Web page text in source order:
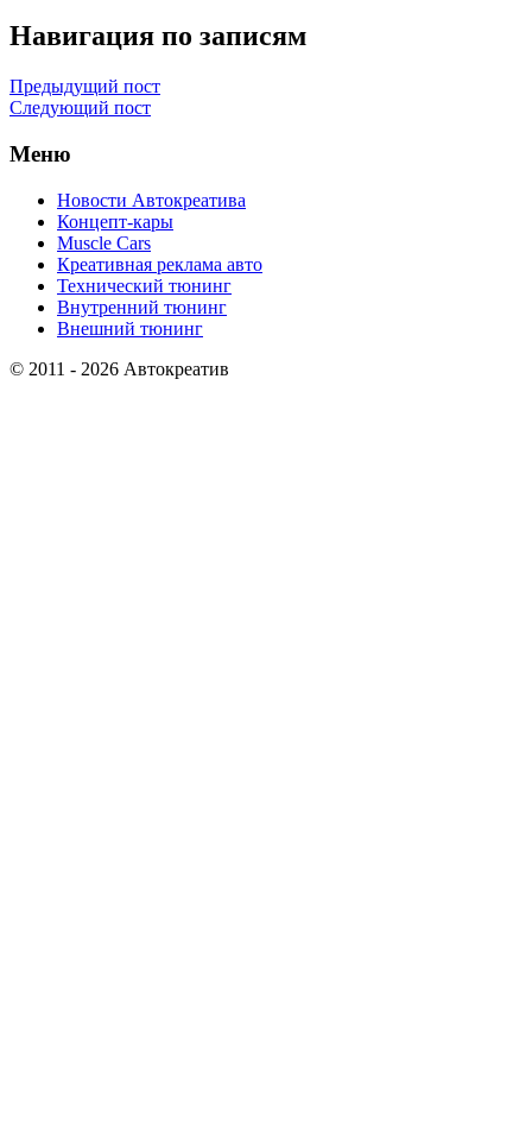
Навигация по записям
Предыдущий пост
Следующий пост
Меню
Новости Автокреатива
Концепт-кары
Muscle Cars
Креативная реклама авто
Технический тюнинг
Внутренний тюнинг
Внешний тюнинг
© 2011 - 2026 Автокреатив